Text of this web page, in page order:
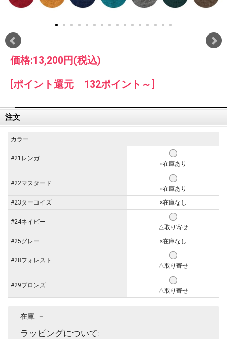
価格:13,200円(税込)
[ポイント還元 132ポイント～]
注文
カラー
#21レンガ
○在庫あり
#22マスタード
○在庫あり
#23ターコイズ
×在庫なし
#24ネイビー
△取り寄せ
#25グレー
×在庫なし
#28フォレスト
△取り寄せ
#29ブロンズ
△取り寄せ
在庫: －
ラッピングについて: